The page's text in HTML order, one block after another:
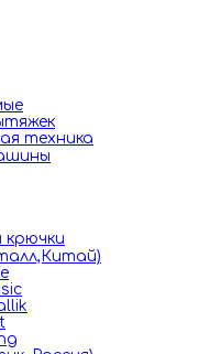
техника
крючки